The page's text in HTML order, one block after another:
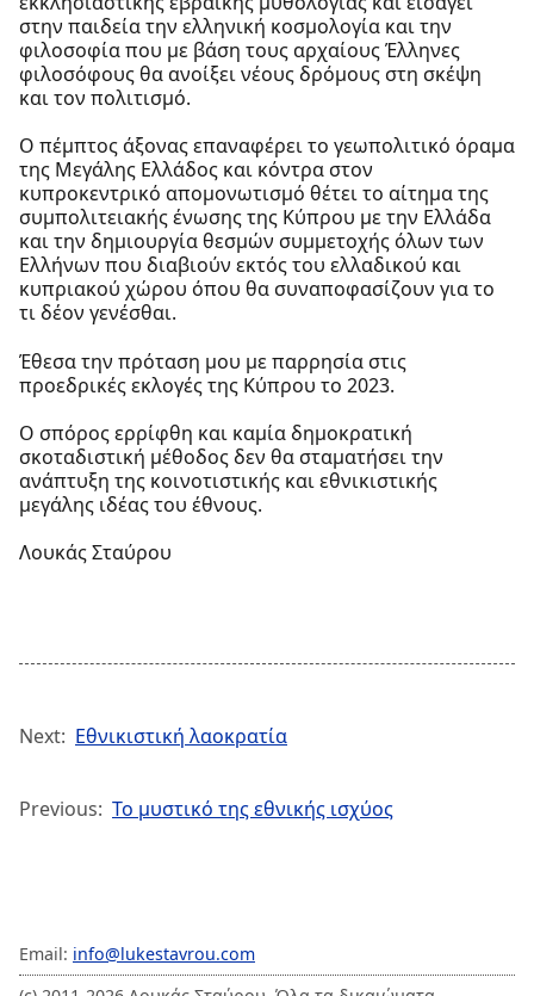
στην παιδεία την ελληνική κοσμολογία και την
φιλοσοφία που με βάση τους αρχαίους Έλληνες
φιλοσόφους θα ανοίξει νέους δρόμους στη σκέψη
και τον πολιτισμό.
Ο πέμπτος άξονας επαναφέρει το γεωπολιτικό όραμα
της Μεγάλης Ελλάδος και κόντρα στον
κυπροκεντρικό απομονωτισμό θέτει το αίτημα της
συμπολιτειακής ένωσης της Κύπρου με την Ελλάδα
και την δημιουργία θεσμών συμμετοχής όλων των
Ελλήνων που διαβιούν εκτός του ελλαδικού και
κυπριακού χώρου όπου θα συναποφασίζουν για το
τι δέον γενέσθαι.
Έθεσα την πρόταση μου με παρρησία στις
προεδρικές εκλογές της Κύπρου το 2023.
Ο σπόρος ερρίφθη και καμία δημοκρατική
σκοταδιστική μέθοδος δεν θα σταματήσει την
ανάπτυξη της κοινοτιστικής και εθνικιστικής
μεγάλης ιδέας του έθνους.
Λουκάς Σταύρου
Next: Εθνικιστική λαοκρατία
Previous: Το μυστικό της εθνικής ισχύος
Email: info@lukestavrou.com